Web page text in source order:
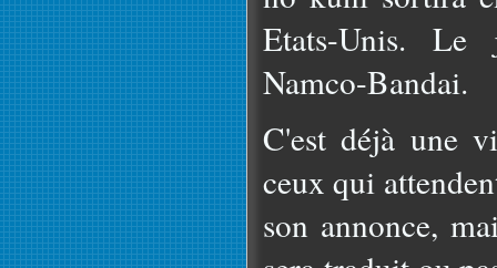
Etats-Unis.
Namco-Bandai.
C'est déjà une
ceux qui
son annonce,